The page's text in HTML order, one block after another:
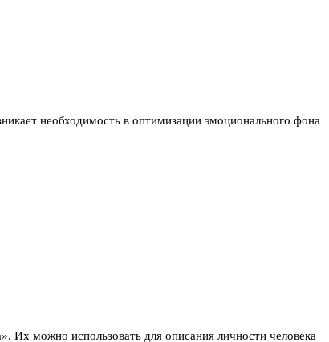
необходимость в оптимизации эмоционального фона
Их можно использовать для описания личности человека